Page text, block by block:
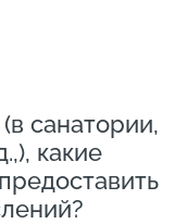
санатории,
какие